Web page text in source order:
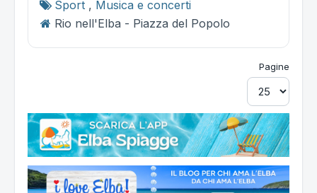
Sport , Musica e concerti
Rio nell'Elba - Piazza del Popolo
Pagine